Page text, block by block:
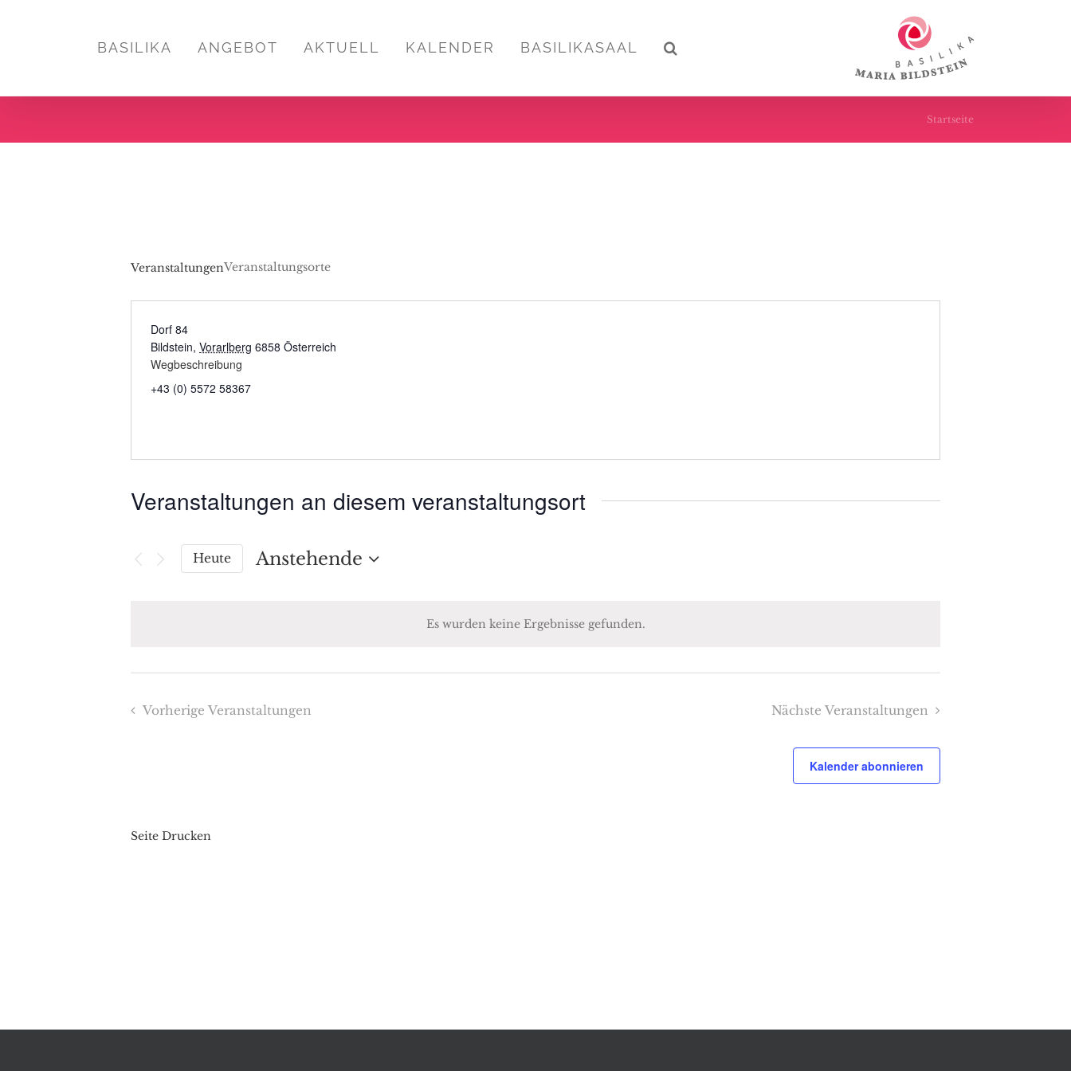
BASILIKA ANGEBOT AKTUELL KALENDER BASILIKASAAL
Startseite
Es wurden keine Ergebnisse gefunden.
VeranstaltungenVeranstaltungsorte
Dorf 84
Bildstein, Vorarlberg 6858 Österreich
Wegbeschreibung
+43 (0) 5572 58367
Veranstaltungen an diesem veranstaltungsort
Heute
Anstehende
VorherigeVeranstaltungen Nächste Veranstaltungen
Kalender abonnieren
Seite Drucken